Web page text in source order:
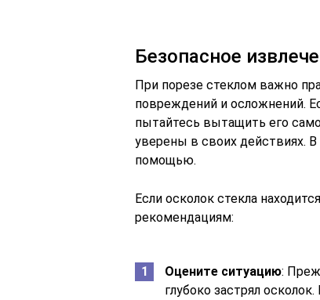
Безопасное
При порезе стеклом важно
повреждений и осложнений.
пытайтесь вытащить его
уверены в своих действиях. В
помощью.
Если осколок стекла
рекомендациям:
Оцените ситуацию:
глубоко застрял